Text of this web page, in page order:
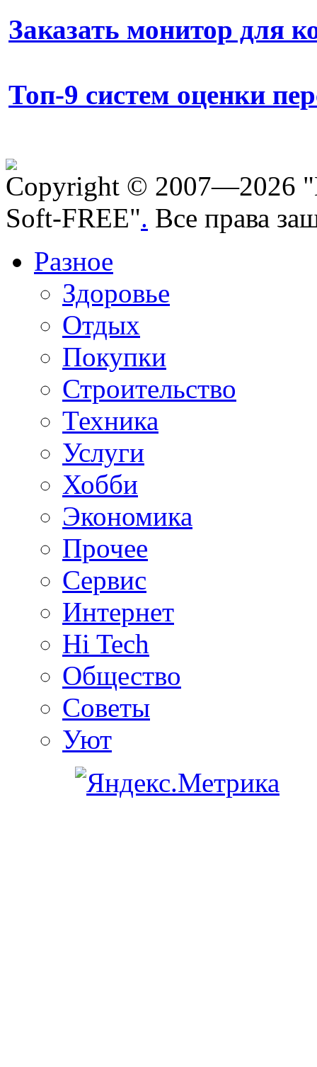
Заказать монитор для
Топ-9 систем оценки
Copyright © 2007—2026
Soft-FREE". Все права
Разное
Здоровье
Отдых
Покупки
Строительство
Техника
Услуги
Хобби
Экономика
Прочее
Сервис
Интернет
Hi Tech
Общество
Советы
Уют